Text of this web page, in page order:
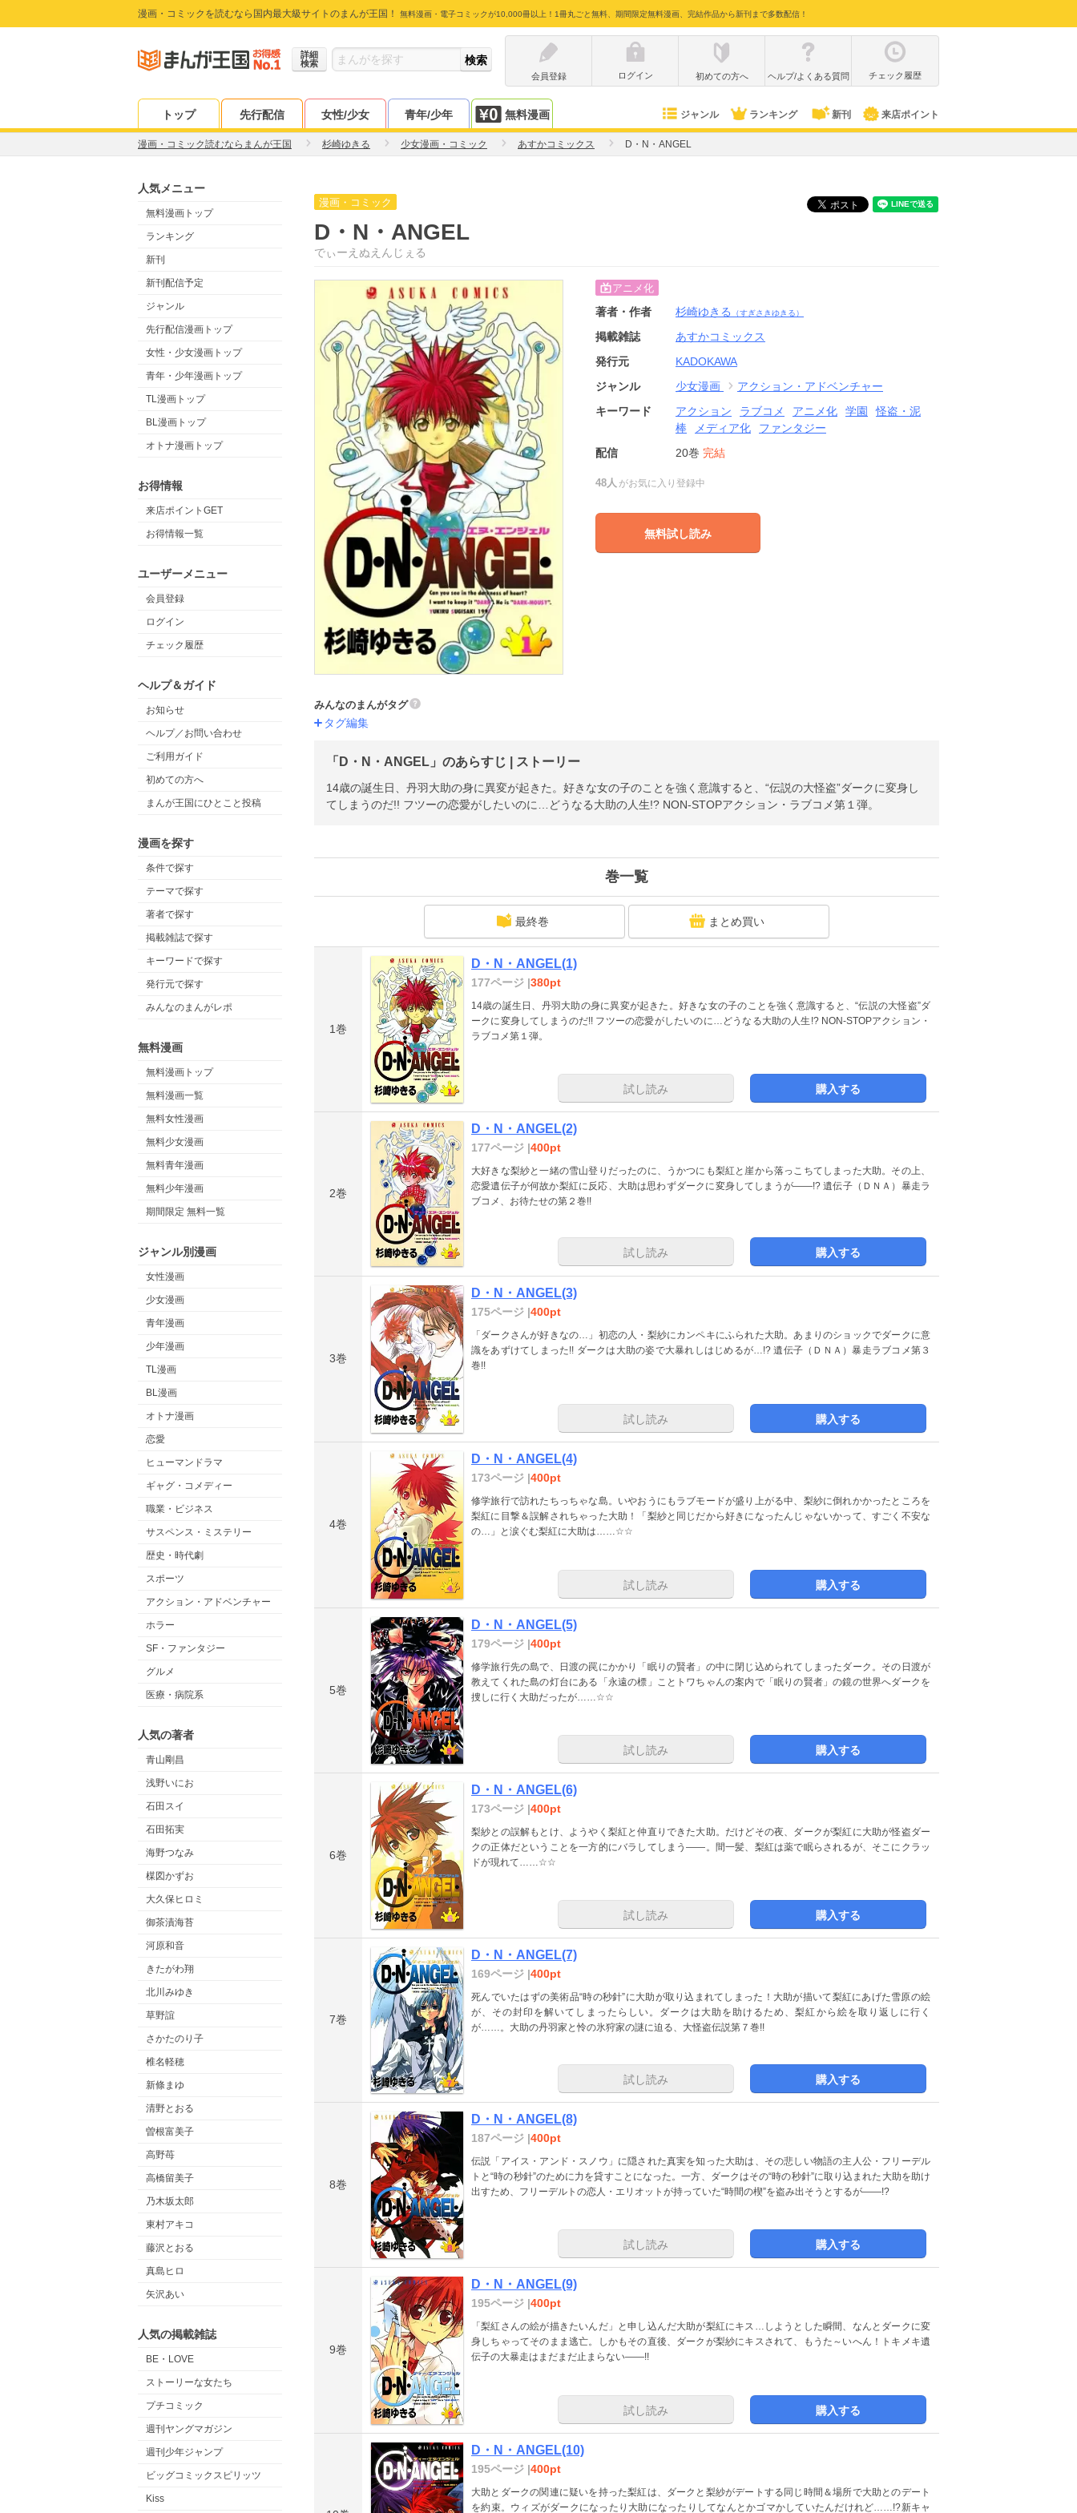
漫画・コミックを読むなら国内最大級サイトのまんが王国！ 無料漫画・電子コミックが10,000冊以上！1冊丸ごと無料、期間限定無料漫画、完結作品から新刊まで多数配信！
詳細
検索
会員登録
ログイン 初めての方へ ヘルプ/よくある質問 チェック履歴
トップ 先行配信 女性/少女 青年/少年 無料漫画 ジャンル ランキング 新刊 来店ポイント
漫画・コミック読むならまんが王国 杉崎ゆきる 少女漫画・コミック あすかコミックス D・N・ANGEL
人気メニュー
無料漫画トップ
ランキング
新刊
新刊配信予定
ジャンル
先行配信漫画トップ
女性・少女漫画トップ
青年・少年漫画トップ
TL漫画トップ
BL漫画トップ
オトナ漫画トップ
お得情報
来店ポイントGET
お得情報一覧
ユーザーメニュー
会員登録
ログイン
チェック履歴
ヘルプ＆ガイド
お知らせ
ヘルプ／お問い合わせ
ご利用ガイド
初めての方へ
まんが王国にひとこと投稿
漫画を探す
条件で探す
テーマで探す
著者で探す
掲載雑誌で探す
キーワードで探す
発行元で探す
みんなのまんがレポ
無料漫画
無料漫画トップ
無料漫画一覧
無料女性漫画
無料少女漫画
無料青年漫画
無料少年漫画
期間限定 無料一覧
ジャンル別漫画
女性漫画
少女漫画
青年漫画
少年漫画
TL漫画
BL漫画
オトナ漫画
恋愛
ヒューマンドラマ
ギャグ・コメディー
職業・ビジネス
サスペンス・ミステリー
歴史・時代劇
スポーツ
アクション・アドベンチャー
ホラー
SF・ファンタジー
グルメ
医療・病院系
人気の著者
青山剛昌
浅野いにお
石田スイ
石田拓実
海野つなみ
楳図かずお
大久保ヒロミ
御茶漬海苔
河原和音
きたがわ翔
北川みゆき
草野誼
さかたのり子
椎名軽穂
新條まゆ
清野とおる
曽根富美子
高野苺
高橋留美子
乃木坂太郎
東村アキコ
藤沢とおる
真島ヒロ
矢沢あい
人気の掲載雑誌
BE・LOVE
ストーリーな女たち
プチコミック
週刊ヤングマガジン
週刊少年ジャンプ
ビッグコミックスピリッツ
Kiss
漫画・コミック
D・N・ANGEL
でぃーえぬえんじぇる
アニメ化
著者・作者 杉崎ゆきる （すぎさきゆきる）
掲載雑誌
あすかコミックス
発行元
KADOKAWA
ジャンル
少女漫画
アクション・アドベンチャー
キーワード
アクション ラブコメ アニメ化 学園
怪盗・泥
棒
メディア化
ファンタジー
配信
20巻 完結
48人 がお気に入り登録中
無料試し読み
みんなのまんがタグ
タグ編集
「D・N・ANGEL」のあらすじ | ストーリー
14歳の誕生日、丹羽大助の身に異変が起きた。好きな女の子のことを強く意識すると、“伝説の大怪盗”ダークに変身し
てしまうのだ!! フツーの恋愛がしたいのに…どうなる大助の人生!? NON-STOPアクション・ラブコメ第１弾。
巻一覧
最終巻 まとめ買い
1巻
D・N・ANGEL(1)
177ページ |380pt
14歳の誕生日、丹羽大助の身に異変が起きた。好きな女の子のことを強く意識すると、“伝説の大怪盗”ダ
ークに変身してしまうのだ!! フツーの恋愛がしたいのに…どうなる大助の人生!? NON-STOPアクション・
ラブコメ第１弾。
試し読み 購入する
2巻
D・N・ANGEL(2)
177ページ |400pt
大好きな梨紗と一緒の雪山登りだったのに、うかつにも梨紅と崖から落っこちてしまった大助。その上、
恋愛遺伝子が何故か梨紅に反応、大助は思わずダークに変身してしまうが――!? 遺伝子（ＤＮＡ）暴走ラ
ブコメ、お待たせの第２巻!!
試し読み 購入する
3巻
D・N・ANGEL(3)
175ページ |400pt
「ダークさんが好きなの…」初恋の人・梨紗にカンペキにふられた大助。あまりのショックでダークに意
識をあずけてしまった!! ダークは大助の姿で大暴れしはじめるが…!? 遺伝子（ＤＮＡ）暴走ラブコメ第３
巻!!
試し読み 購入する
4巻
D・N・ANGEL(4)
173ページ |400pt
修学旅行で訪れたちっちゃな島。いやおうにもラブモードが盛り上がる中、梨紗に倒れかかったところを
梨紅に目撃＆誤解されちゃった大助！「梨紗と同じだから好きになったんじゃないかって、すごく不安な
の…」と涙ぐむ梨紅に大助は……☆☆
試し読み 購入する
5巻
D・N・ANGEL(5)
179ページ |400pt
修学旅行先の島で、日渡の罠にかかり「眠りの賢者」の中に閉じ込められてしまったダーク。その日渡が
教えてくれた島の灯台にある「永遠の標」ことトワちゃんの案内で「眠りの賢者」の鏡の世界へダークを
捜しに行く大助だったが……☆☆
試し読み 購入する
6巻
D・N・ANGEL(6)
173ページ |400pt
梨紗との誤解もとけ、ようやく梨紅と仲直りできた大助。だけどその夜、ダークが梨紅に大助が怪盗ダー
クの正体だということを一方的にバラしてしまう――。間一髪、梨紅は薬で眠らされるが、そこにクラッ
ドが現れて……☆☆
試し読み 購入する
7巻
D・N・ANGEL(7)
169ページ |400pt
死んでいたはずの美術品“時の秒針”に大助が取り込まれてしまった！大助が描いて梨紅にあげた雪原の絵
が、その封印を解いてしまったらしい。ダークは大助を助けるため、梨紅から絵を取り返しに行く
が……。大助の丹羽家と怜の氷狩家の謎に迫る、大怪盗伝説第７巻!!
試し読み 購入する
8巻
D・N・ANGEL(8)
187ページ |400pt
伝説「アイス・アンド・スノウ」に隠された真実を知った大助は、その悲しい物語の主人公・フリーデル
トと“時の秒針”のために力を貸すことになった。一方、ダークはその“時の秒針”に取り込まれた大助を助け
出すため、フリーデルトの恋人・エリオットが持っていた“時間の楔”を盗み出そうとするが――!?
試し読み 購入する
9巻
D・N・ANGEL(9)
195ページ |400pt
「梨紅さんの絵が描きたいんだ」と申し込んだ大助が梨紅にキス…しようとした瞬間、なんとダークに変
身しちゃってそのまま逃亡。しかもその直後、ダークが梨紗にキスされて、もうた～いへん！トキメキ遺
伝子の大暴走はまだまだ止まらない――!!
試し読み 購入する
D・N・ANGEL(10)
195ページ |400pt
大助とダークの関連に疑いを持った梨紅は、ダークと梨紗がデートする同じ時間＆場所で大助とのデート
を約束。ウィズがダークになったり大助になったりしてなんとかゴマかしていたんだけれど……!?新キャ